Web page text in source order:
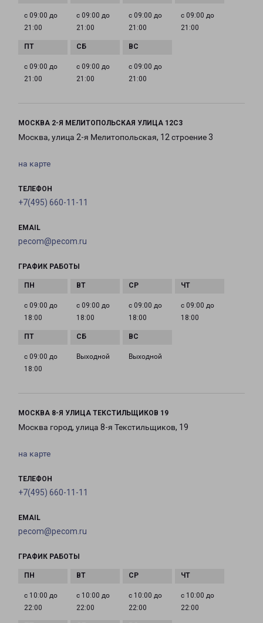
с 09:00 до
21:00
с 09:00 до
21:00
с 09:00 до
21:00
с 09:00 до
21:00
с 09:00 до
21:00
с 09:00 до
21:00
с 09:00 до
21:00
МОСКВА 2-Я МЕЛИТОПОЛЬСКАЯ УЛИЦА 12С3
Москва, улица 2-я Мелитопольская, 12 строение 3
на карте
ТЕЛЕФОН
+7(495) 660-11-11
EMAIL
pecom@pecom.ru
ГРАФИК РАБОТЫ
с 09:00 до
18:00
с 09:00 до
18:00
с 09:00 до
18:00
с 09:00 до
18:00
с 09:00 до
18:00
Выходной Выходной
МОСКВА 8-Я УЛИЦА ТЕКСТИЛЬЩИКОВ 19
Москва город, улица 8-я Текстильщиков, 19
на карте
ТЕЛЕФОН
+7(495) 660-11-11
EMAIL
pecom@pecom.ru
ГРАФИК РАБОТЫ
с 10:00 до
22:00
с 10:00 до
22:00
с 10:00 до
22:00
с 10:00 до
22:00